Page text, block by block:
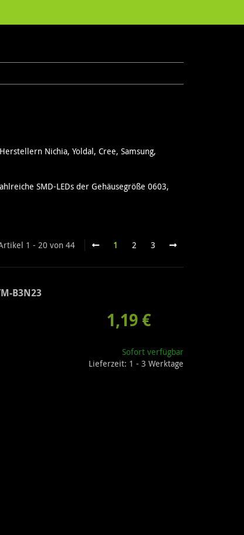
Nichia, Yoldal, Cree, Samsung,
SMD-LEDs der Gehäusegröße 0603,
1 - 20 von 44 1 2 3
B3N23
1,19 €
Sofort verfügbar
Lieferzeit: 1 - 3 Werktage